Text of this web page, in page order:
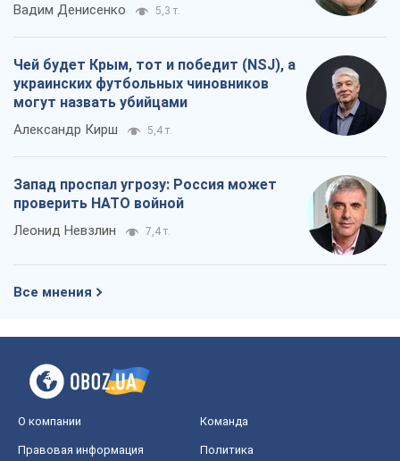
Вадим Денисенко 5,3 т.
Чей будет Крым, тот и победит (NSJ), а
украинских футбольных чиновников
могут назвать убийцами
Александр Кирш 5,4 т.
Запад проспал угрозу: Россия может
проверить НАТО войной
Леонид Невзлин 7,4 т.
Все мнения
О компании Команда
Правовая информация
Политика